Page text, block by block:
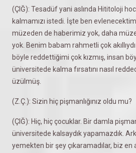
(ÇIĞ): Tesadüf yani aslında Hititoloji
kalmamızı istedi. İşte ben
müzeden de haberimiz yok, daha
yok. Benim babam rahmetli çok
böyle reddettiğimi çok kızmış, insan
üniversitede kalma fırsatını nasıl
üzülmüş.
(Z.Ç.): Sizin hiç pişmanlığınız oldu mu?
(ÇIĞ): Hiç, hiç çocuklar. Bir damla
üniversitede kalsaydık yapamazdık.
yemekten bir şey çıkaramadılar, biz en